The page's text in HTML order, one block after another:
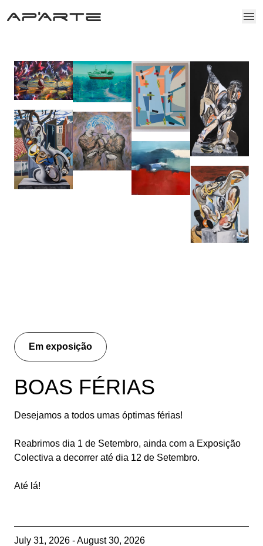
Em exposição
BOAS FÉRIAS
Desejamos a todos umas óptimas férias!
Reabrimos dia 1 de Setembro, ainda com a Exposição
Colectiva a decorrer até dia 12 de Setembro.
Até lá!
July 31, 2026 - August 30, 2026